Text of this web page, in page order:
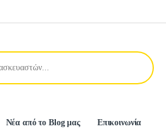
Νέα από το Blog μας Επικοινωνία